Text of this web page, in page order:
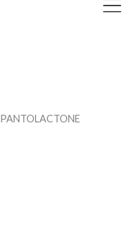
PANTOLACTONE